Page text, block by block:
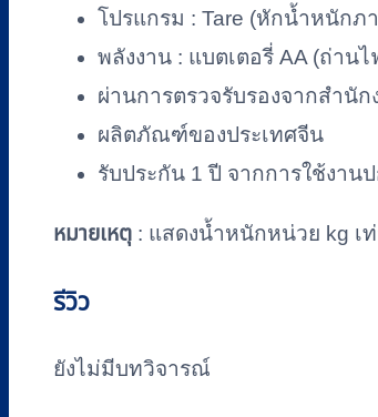
โปรแกรม : Tare (หักน้ำหนักภ
พลังงาน : แบตเตอรี่ AA (ถ่าน
ผ่านการตรวจรับรองจากสำนัก
ผลิตภัณฑ์ของประเทศจีน
รับประกัน 1 ปี จากการใช้งาน
หมายเหตุ : แสดงน้ำหนักหน่วย kg เ
รีวิว
ยังไม่มีบทวิจารณ์